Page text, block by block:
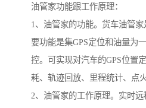
油管家功能跟工作原理：
1、油管家的功能。货车油管
要功能是集GPS定位和油量为
控。可实现对汽车的GPS位置
耗、轨迹回放、里程统计、点
2、油管家的工作原理。实时